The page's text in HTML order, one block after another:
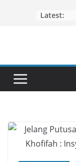
Latest: